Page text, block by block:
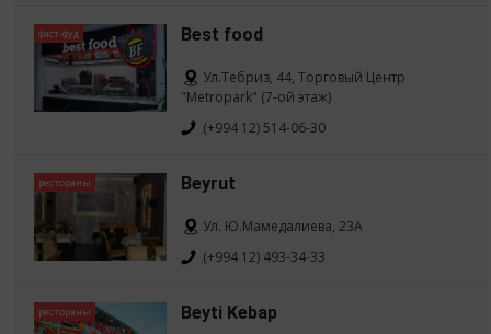
фаст-фуд Best food
Ул.Тебриз, 44, Торговый Центр
"Metropark" (7-ой этаж)
(+994 12) 514-06-30
рестораны Beyrut
Ул. Ю.Мамедалиева, 23A
(+994 12) 493-34-33
рестораны Beyti Kebap